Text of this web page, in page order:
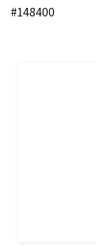
#148400